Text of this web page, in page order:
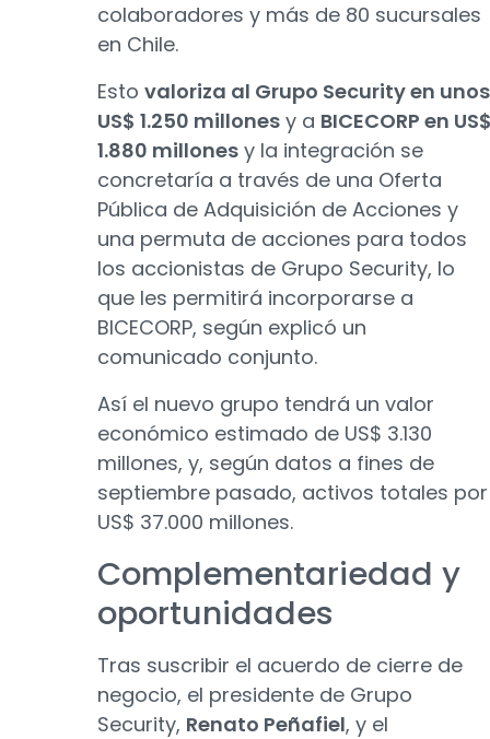
colaboradores y más de 80 sucursales
en Chile.
Esto valoriza al Grupo Security en unos
US$ 1.250 millones y a BICECORP en
1.880 millones y la integración se
concretaría a través de una Oferta
Pública de Adquisición de Acciones y
una permuta de acciones para todos
los accionistas de Grupo Security, lo
que les permitirá incorporarse a
BICECORP, según explicó un
comunicado conjunto.
Así el nuevo grupo tendrá un valor
económico estimado de US$ 3.130
millones, y, según datos a fines de
septiembre pasado, activos totales por
US$ 37.000 millones.
Complementariedad y
oportunidades
Tras suscribir el acuerdo de cierre de
negocio, el presidente de Grupo
Security, Renato Peñafiel, y el